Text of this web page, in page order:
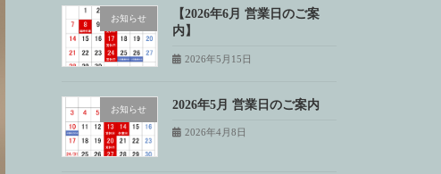
お知らせ
【2026年6月 営業日のご案
内】
2026年5月15日
お知らせ 2026年5月 営業日のご案内
2026年4月8日